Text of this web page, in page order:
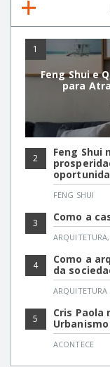
1
Feng Shui e
para
2
Feng Shui
FENG SHUI
3 Como a
ARQUITETURA,
4
Como a
da
ARQUITETURA
5
Cris Paola
Urbanismo
ACONTECE